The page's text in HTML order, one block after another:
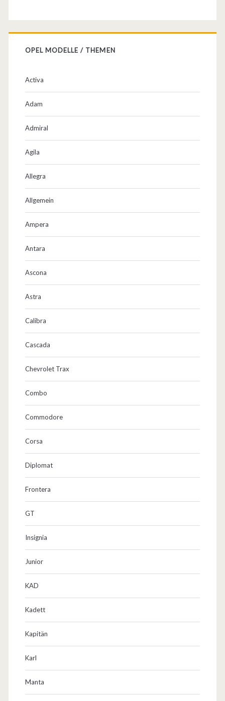
OPEL MODELLE / THEMEN
Activa
Adam
Admiral
Agila
Allegra
Allgemein
Ampera
Antara
Ascona
Astra
Calibra
Cascada
Chevrolet Trax
Combo
Commodore
Corsa
Diplomat
Frontera
GT
Insignia
Junior
KAD
Kadett
Kapitän
Karl
Manta